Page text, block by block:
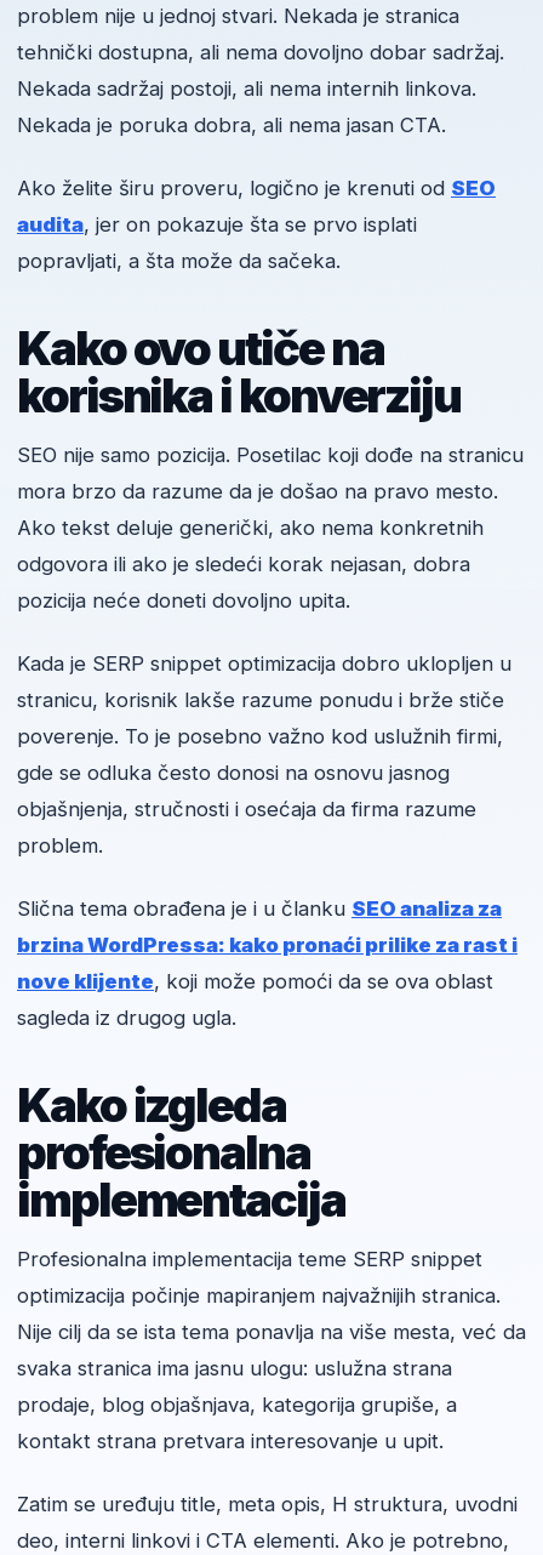
problem nije u jednoj stvari. Nekada je stranica
tehnički dostupna, ali nema dovoljno dobar sadržaj.
Nekada sadržaj postoji, ali nema internih linkova.
Nekada je poruka dobra, ali nema jasan CTA.
Ako želite širu proveru, logično je krenuti od SEO
audita, jer on pokazuje šta se prvo isplati
popravljati, a šta može da sačeka.
Kako ovo utiče na
korisnika i konverziju
SEO nije samo pozicija. Posetilac koji dođe na stranicu
mora brzo da razume da je došao na pravo mesto.
Ako tekst deluje generički, ako nema konkretnih
odgovora ili ako je sledeći korak nejasan, dobra
pozicija neće doneti dovoljno upita.
Kada je SERP snippet optimizacija dobro uklopljen u
stranicu, korisnik lakše razume ponudu i brže stiče
poverenje. To je posebno važno kod uslužnih firmi,
gde se odluka često donosi na osnovu jasnog
objašnjenja, stručnosti i osećaja da firma razume
problem.
Slična tema obrađena je i u članku SEO analiza za
brzina WordPressa: kako pronaći prilike za rast i
nove klijente, koji može pomoći da se ova oblast
sagleda iz drugog ugla.
Kako izgleda
profesionalna
implementacija
Profesionalna implementacija teme SERP snippet
optimizacija počinje mapiranjem najvažnijih stranica.
Nije cilj da se ista tema ponavlja na više mesta, već da
svaka stranica ima jasnu ulogu: uslužna strana
prodaje, blog objašnjava, kategorija grupiše, a
kontakt strana pretvara interesovanje u upit.
Zatim se uređuju title, meta opis, H struktura, uvodni
deo, interni linkovi i CTA elementi. Ako je potrebno,